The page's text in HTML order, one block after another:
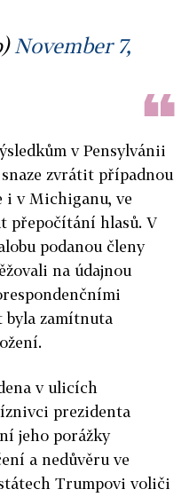
November 7,
v Pensylvánii
zvrátit případnou
i v Michiganu, ve
přepočítání hlasů. V
podanou členy
na údajnou
zamítnuta
v ulicích
prezidenta
jeho porážky
a nedůvěru ve
Trumpovi voliči